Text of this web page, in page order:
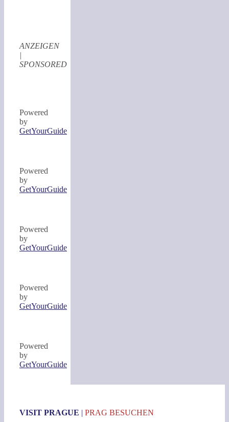
ANZEIGEN
|
SPONSORED
Powered
by
GetYourGuide
Powered
by
GetYourGuide
Powered
by
GetYourGuide
Powered
by
GetYourGuide
Powered
by
GetYourGuide
VISIT PRAGUE | PRAG BESUCHEN